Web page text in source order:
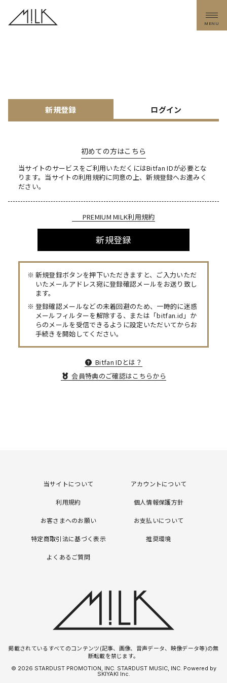
MENU
新規登録 ログイン
初めての方はこちら
当サイトのサービスをご利用いただくにはBitfan IDが必要とな
ります。 当サイトの利用規約に同意の上、新規登録へお進みく
ださい。
PREMIUM MILK利用規約
新規登録
新規登録ボタンを押下いただきますと、ご入力いただ
いたメールアドレス宛に登録確認メールをお送り致し
ます。
登録確認メールなどの未着回避のため、一時的に迷惑
メールフィルターを解除する、または「bitfan.id」か
らのメールを受信できるように設定いただいてからお
手続きを開始してください。
Bitfan IDとは？
会員特典のご確認はこちらから
当サイトについて アカウントについて
利用規約 個人情報保護方針
お客さまへのお願い お支払いについて
特定商取引法に基づく表示 推奨環境
よくあるご質問
掲載されているすべてのコンテンツ(記事、画像、音声データ、映像データ等)の無
断転載を禁じます。
© 2026 STARDUST PROMOTION, INC. STARDUST MUSIC, INC. Powered by
SKIYAKI Inc.